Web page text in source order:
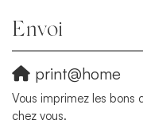
Envoi
print@home
Vous imprimez les bons
chez vous.